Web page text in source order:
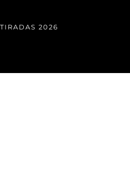
TIRADAS 2026